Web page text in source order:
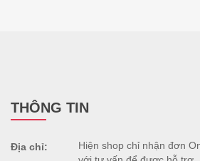
THÔNG TIN
Địa chỉ:
Hiện shop chỉ nhận đơn